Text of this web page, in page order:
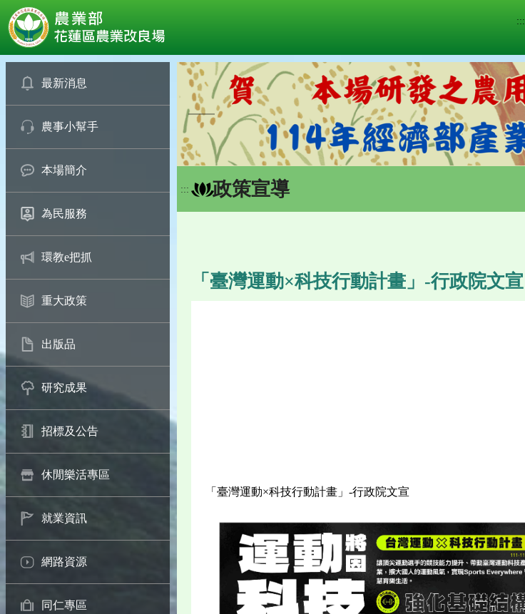
:::
最新消息
農事小幫手
本場簡介
為民服務
環教e把抓
重大政策
出版品
研究成果
招標及公告
休閒樂活專區
就業資訊
網路資源
同仁專區
::: 政策宣導
「臺灣運動×科技行動計畫」-行政院文宣
「臺灣運動×科技行動計畫」-行政院文宣